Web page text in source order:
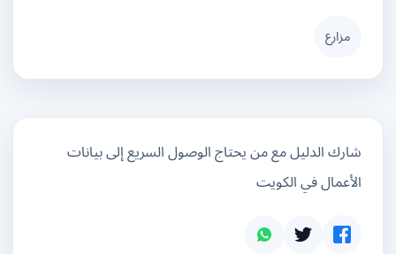
شارك الدليل مع من يحتاج الوصول السريع إلى بيانات
الأعمال في الكويت